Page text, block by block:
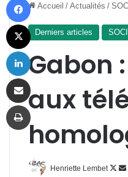
Accueil / Actualités /
Derniers articles
Gabon
aux
Henriette Lembet
X
Imprimer